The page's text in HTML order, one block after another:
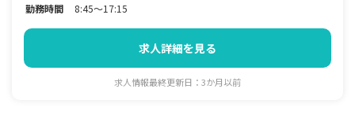
勤務時間
8:45～17:15
求人詳細を見る
求人情報最終更新日：3か月以前